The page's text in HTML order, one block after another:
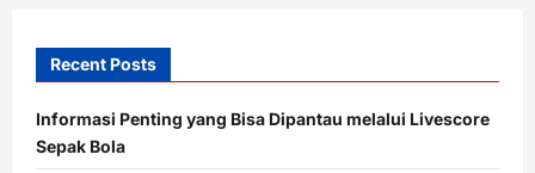
Recent Posts
Informasi Penting yang Bisa Dipantau melalui Livescore
Sepak Bola